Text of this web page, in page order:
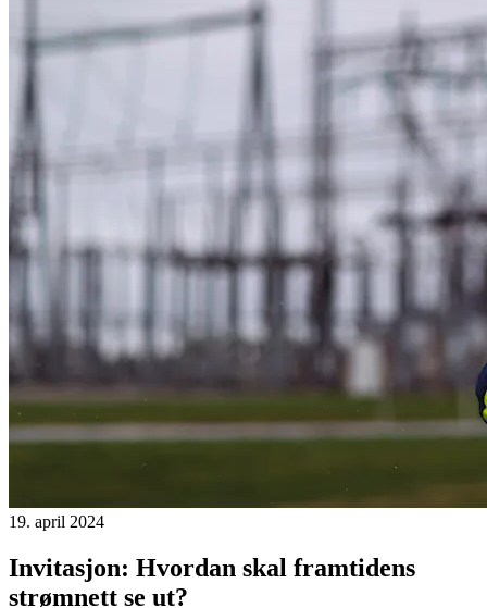
19. april 2024
Invitasjon: Hvordan skal framtidens
strømnett se ut?